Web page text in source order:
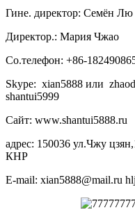
Гине. директор: Семён Лю
Директор.: Мария Чжао
Со.телефон: +86-
Skype: xian5888 или
shantui5999
Сайт: www.shantui5888.ru
адрес: 150036 ул.Чжу
КНР
E-mail: xian5888@mail.ru